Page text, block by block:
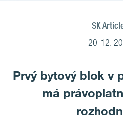
SK
20. 12.
Prvý bytový blok v
má